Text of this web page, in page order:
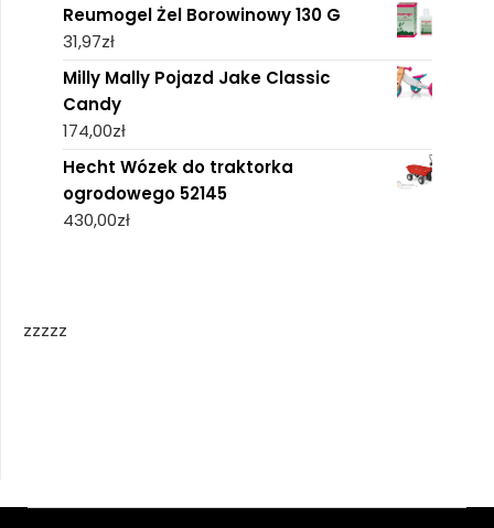
Reumogel Żel Borowinowy 130 G
31,97zł
Milly Mally Pojazd Jake Classic
Candy
174,00zł
Hecht Wózek do traktorka
ogrodowego 52145
430,00zł
zzzzz